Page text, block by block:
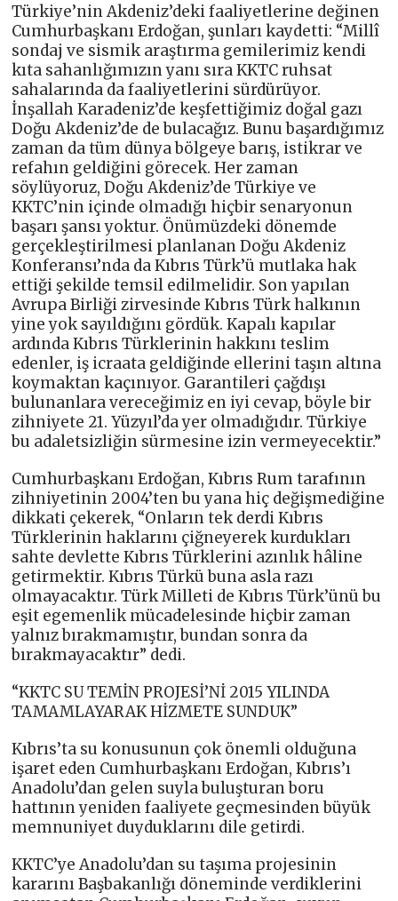
Türkiye’nin Akdeniz’deki faaliyetlerine değinen
Cumhurbaşkanı Erdoğan, şunları kaydetti: “Millî
sondaj ve sismik araştırma gemilerimiz kendi
kıta sahanlığımızın yanı sıra KKTC ruhsat
sahalarında da faaliyetlerini sürdürüyor.
İnşallah Karadeniz’de keşfettiğimiz doğal gazı
Doğu Akdeniz’de de bulacağız. Bunu başardığımız
zaman da tüm dünya bölgeye barış, istikrar ve
refahın geldiğini görecek. Her zaman
söylüyoruz, Doğu Akdeniz’de Türkiye ve
KKTC’nin içinde olmadığı hiçbir senaryonun
başarı şansı yoktur. Önümüzdeki dönemde
gerçekleştirilmesi planlanan Doğu Akdeniz
Konferansı’nda da Kıbrıs Türk’ü mutlaka hak
ettiği şekilde temsil edilmelidir. Son yapılan
Avrupa Birliği zirvesinde Kıbrıs Türk halkının
yine yok sayıldığını gördük. Kapalı kapılar
ardında Kıbrıs Türklerinin hakkını teslim
edenler, iş icraata geldiğinde ellerini taşın altına
koymaktan kaçınıyor. Garantileri çağdışı
bulunanlara vereceğimiz en iyi cevap, böyle bir
zihniyete 21. Yüzyıl’da yer olmadığıdır. Türkiye
bu adaletsizliğin sürmesine izin vermeyecektir.”
Cumhurbaşkanı Erdoğan, Kıbrıs Rum tarafının
zihniyetinin 2004’ten bu yana hiç değişmediğine
dikkati çekerek, “Onların tek derdi Kıbrıs
Türklerinin haklarını çiğneyerek kurdukları
sahte devlette Kıbrıs Türklerini azınlık hâline
getirmektir. Kıbrıs Türkü buna asla razı
olmayacaktır. Türk Milleti de Kıbrıs Türk’ünü bu
eşit egemenlik mücadelesinde hiçbir zaman
yalnız bırakmamıştır, bundan sonra da
bırakmayacaktır” dedi.
“KKTC SU TEMİN PROJESİ’Nİ 2015 YILINDA
TAMAMLAYARAK HİZMETE SUNDUK”
Kıbrıs’ta su konusunun çok önemli olduğuna
işaret eden Cumhurbaşkanı Erdoğan, Kıbrıs’ı
Anadolu’dan gelen suyla buluşturan boru
hattının yeniden faaliyete geçmesinden büyük
memnuniyet duyduklarını dile getirdi.
KKTC’ye Anadolu’dan su taşıma projesinin
kararını Başbakanlığı döneminde verdiklerini